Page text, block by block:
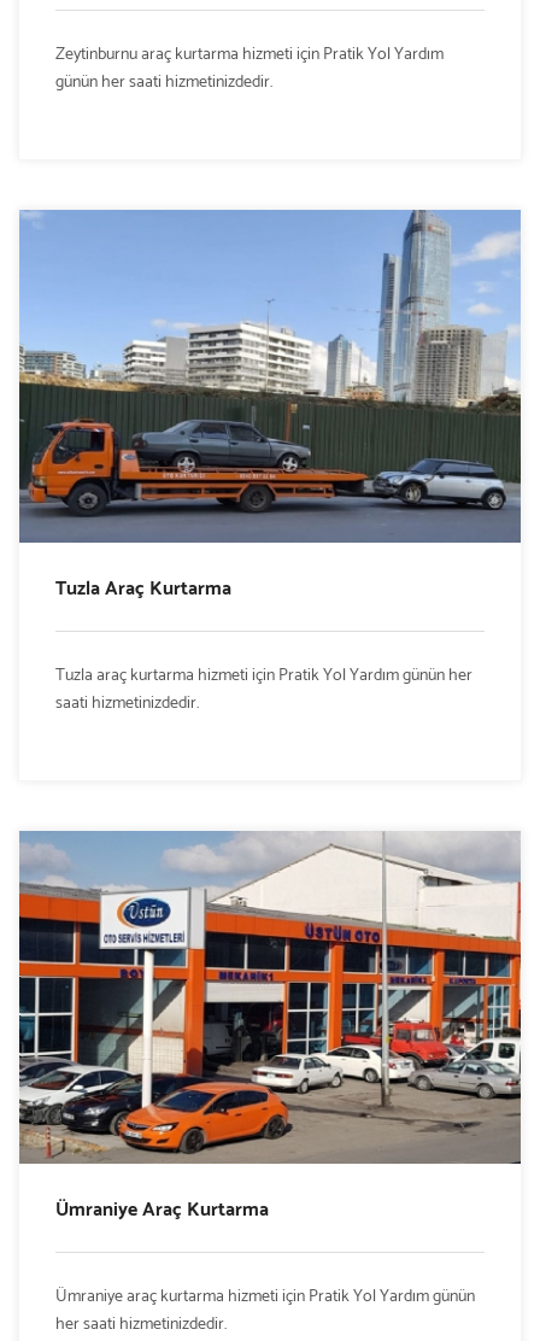
Zeytinburnu araç kurtarma hizmeti için Pratik Yol Yardım
günün her saati hizmetinizdedir.
Tuzla Araç Kurtarma
Tuzla araç kurtarma hizmeti için Pratik Yol Yardım günün her
saati hizmetinizdedir.
Ümraniye Araç Kurtarma
Ümraniye araç kurtarma hizmeti için Pratik Yol Yardım günün
her saati hizmetinizdedir.